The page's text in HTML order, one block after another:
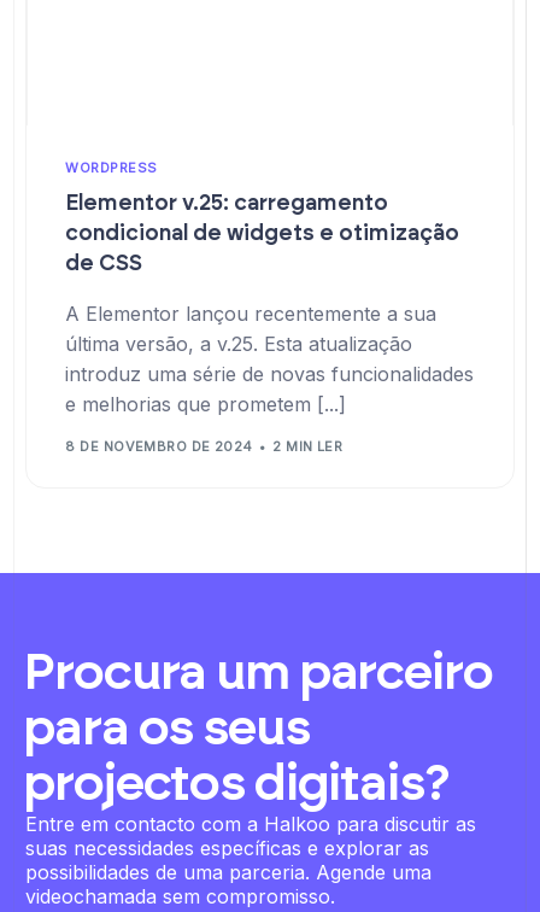
WORDPRESS
Elementor v.25: carregamento
condicional de widgets e otimização
de CSS
A Elementor lançou recentemente a sua
última versão, a v.25. Esta atualização
introduz uma série de novas funcionalidades
e melhorias que prometem [...]
8 DE NOVEMBRO DE 2024 2 MIN LER
Procura um parceiro
para os seus
projectos digitais?
Entre em contacto com a Halkoo para discutir as
suas necessidades específicas e explorar as
possibilidades de uma parceria. Agende uma
videochamada sem compromisso.